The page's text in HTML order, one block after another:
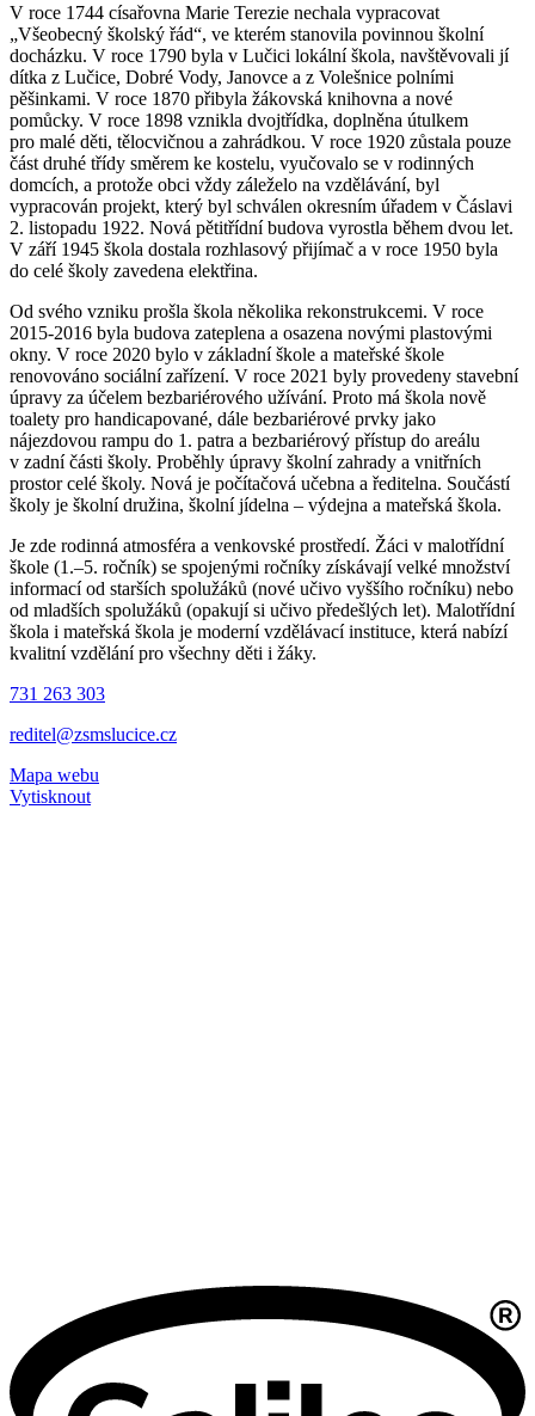
V roce 1744 císařovna Marie Terezie nechala vypracovat
„Všeobecný školský řád“, ve kterém stanovila povinnou školní
docházku. V roce 1790 byla v Lučici lokální škola, navštěvovali jí
dítka z Lučice, Dobré Vody, Janovce a z Volešnice polními
pěšinkami. V roce 1870 přibyla žákovská knihovna a nové
pomůcky. V roce 1898 vznikla dvojtřídka, doplněna útulkem
pro malé děti, tělocvičnou a zahrádkou. V roce 1920 zůstala pouze
část druhé třídy směrem ke kostelu, vyučovalo se v rodinných
domcích, a protože obci vždy záleželo na vzdělávání, byl
vypracován projekt, který byl schválen okresním úřadem v Čáslavi
2. listopadu 1922. Nová pětitřídní budova vyrostla během dvou let.
V září 1945 škola dostala rozhlasový přijímač a v roce 1950 byla
do celé školy zavedena elektřina.
Od svého vzniku prošla škola několika rekonstrukcemi. V roce
2015-2016 byla budova zateplena a osazena novými plastovými
okny. V roce 2020 bylo v základní škole a mateřské škole
renovováno sociální zařízení. V roce 2021 byly provedeny stavební
úpravy za účelem bezbariérového užívání. Proto má škola nově
toalety pro handicapované, dále bezbariérové prvky jako
nájezdovou rampu do 1. patra a bezbariérový přístup do areálu
v zadní části školy. Proběhly úpravy školní zahrady a vnitřních
prostor celé školy. Nová je počítačová učebna a ředitelna. Součástí
školy je školní družina, školní jídelna – výdejna a mateřská škola.
Je zde rodinná atmosféra a venkovské prostředí. Žáci v malotřídní
škole (1.–5. ročník) se spojenými ročníky získávají velké množství
informací od starších spolužáků (nové učivo vyššího ročníku) nebo
od mladších spolužáků (opakují si učivo předešlých let). Malotřídní
škola i mateřská škola je moderní vzdělávací instituce, která nabízí
kvalitní vzdělání pro všechny děti i žáky.
731 263 303
reditel@zsmslucice.cz
Mapa webu
Vytisknout